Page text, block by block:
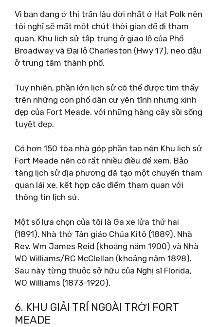
Vì bạn đang ở thị trấn lâu đời nhất ở Hạt Polk nên
tôi nghĩ sẽ mất một chút thời gian để đi tham
quan. Khu lịch sử tập trung ở giao lộ của Phố
Broadway và Đại lộ Charleston (Hwy 17), neo đậu
ở trung tâm thành phố.
Tuy nhiên, phần lớn lịch sử có thể được tìm thấy
trên những con phố dân cư yên tĩnh nhưng xinh
đẹp của Fort Meade, với những hàng cây sồi sống
tuyệt đẹp.
Có hơn 150 tòa nhà góp phần tạo nên Khu lịch sử
Fort Meade nên có rất nhiều điều để xem. Bảo
tàng lịch sử địa phương đã tạo một chuyến tham
quan lái xe, kết hợp các điểm tham quan với
thông tin lịch sử.
Một số lựa chọn của tôi là Ga xe lửa thứ hai
(1891), Nhà thờ Tân giáo Chúa Kitô (1889), Nhà
Rev. Wm James Reid (khoảng năm 1900) và Nhà
WO Williams/RC McClellan (khoảng năm 1898).
Sau này từng thuộc sở hữu của Nghị sĩ Florida,
WO Williams (1873-1920).
6. KHU GIẢI TRÍ NGOÀI TRỜI FORT
MEADE